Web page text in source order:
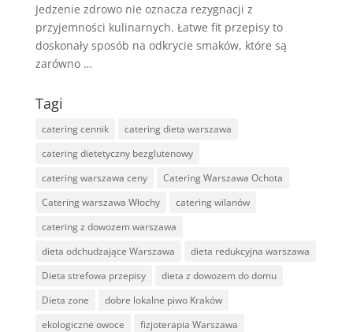
Jedzenie zdrowo nie oznacza rezygnacji z
przyjemności kulinarnych. Łatwe fit przepisy to
doskonały sposób na odkrycie smaków, które są
zarówno …
Tagi
catering cennik
catering dieta warszawa
catering dietetyczny bezglutenowy
catering warszawa ceny
Catering Warszawa Ochota
Catering warszawa Włochy
catering wilanów
catering z dowozem warszawa
dieta odchudzające Warszawa
dieta redukcyjna warszawa
Dieta strefowa przepisy
dieta z dowozem do domu
Dieta zone
dobre lokalne piwo Kraków
ekologiczne owoce
fizjoterapia Warszawa